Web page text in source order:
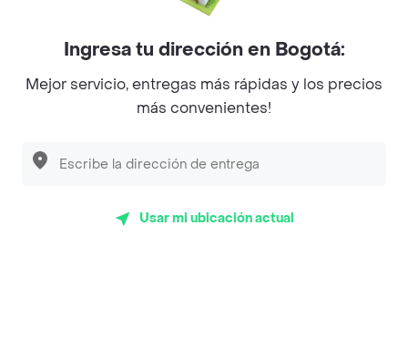
Myriam Camhi Co
Magnifique
Desayunadero de la 42
Ingresa tu dirección en Bogotá:
Mejor servicio, entregas más rápidas y los precios
más convenientes!
Usar mi ubicación actual